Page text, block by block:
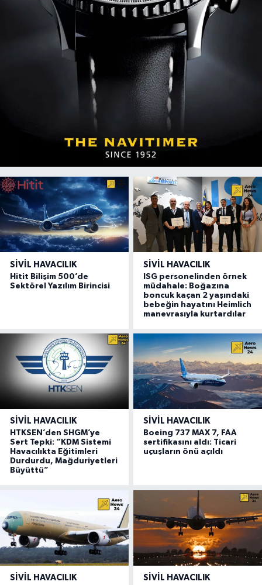
SIVIL HAVACILIK
Hitit Bilişim 500’de
Sektörel Yazılım Birincisi
SIVIL HAVACILIK
ISG personelinden örnek
müdahale: Boğazına
boncuk kaçan 2 yaşındaki
bebeğin hayatını Heimlich
manevrasıyla kurtardılar
SIVIL HAVACILIK
HTKSEN’den SHGM’ye
Sert Tepki: “KDM Sistemi
Havacılıkta Eğitimleri
Durdurdu, Mağduriyetleri
Büyüttü”
SIVIL HAVACILIK
Boeing 737 MAX 7, FAA
sertifikasını aldı: Ticari
uçuşların önü açıldı
SIVIL HAVACILIK SIVIL HAVACILIK